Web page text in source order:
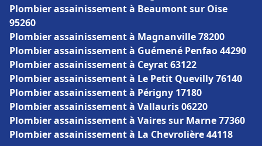
Plombier assainissement à Beaumont sur Oise
95260
Plombier assainissement à Magnanville 78200
Plombier assainissement à Guémené Penfao 44290
Plombier assainissement à Ceyrat 63122
Plombier assainissement à Le Petit Quevilly 76140
Plombier assainissement à Périgny 17180
Plombier assainissement à Vallauris 06220
Plombier assainissement à Vaires sur Marne 77360
Plombier assainissement à La Chevrolière 44118